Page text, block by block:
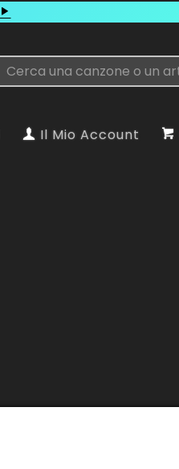
Il Mio Account